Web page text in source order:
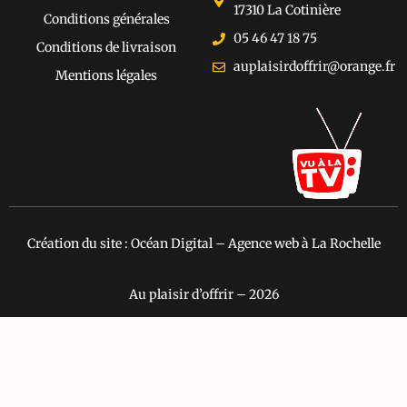
Conditions générales
Conditions de livraison
Mentions légales
17310 La Cotinière
05 46 47 18 75
auplaisirdoffrir@orange.fr
Création du site : Océan Digital – Agence web à La Rochelle
Au plaisir d’offrir – 2026